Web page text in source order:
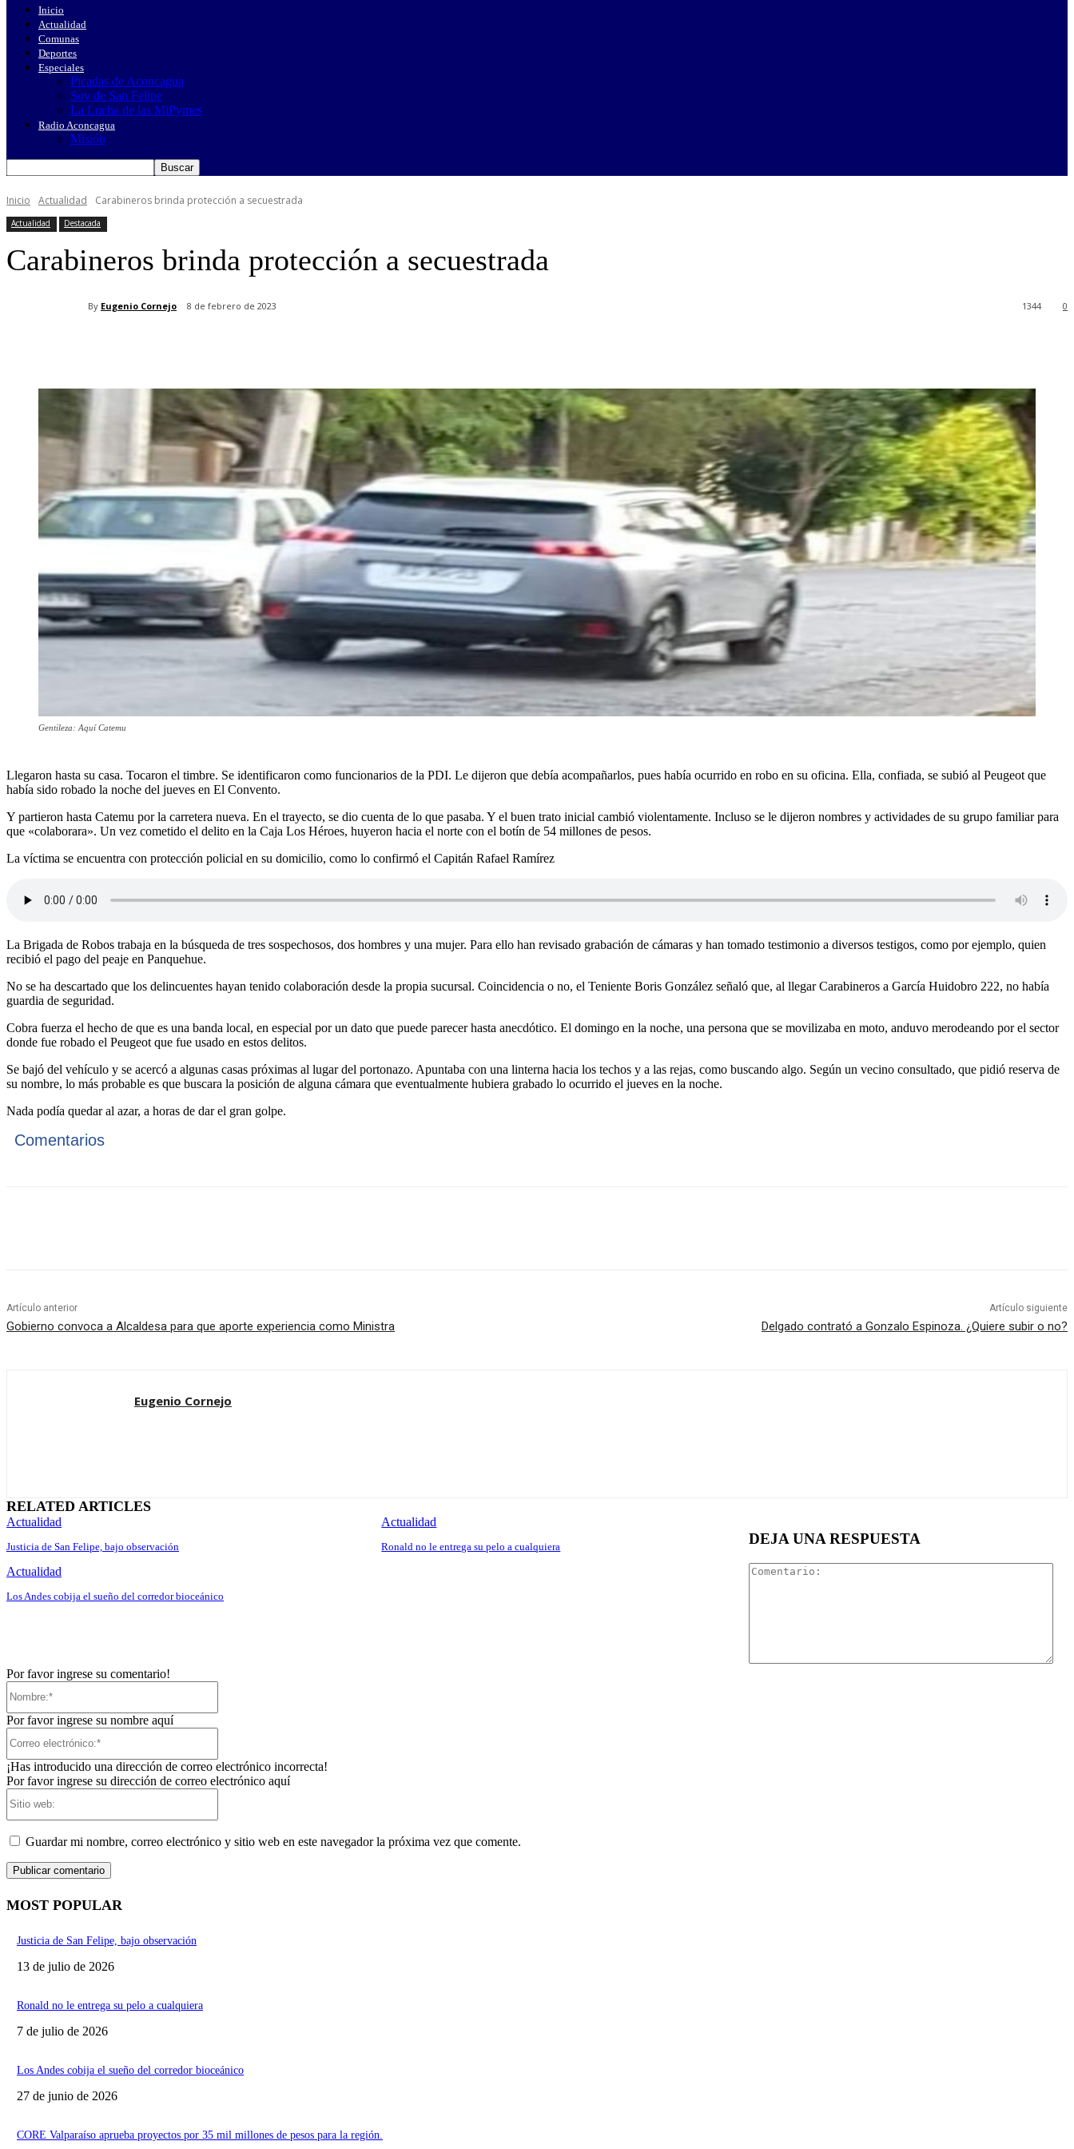
Inicio
Actualidad
Comunas
Deportes
Especiales
Picadas de Aconcagua
Soy de San Felipe
La Lucha de las MiPymes
Radio Aconcagua
Misión
Inicio Actualidad Carabineros brinda protección a secuestrada
Actualidad Destacada
Carabineros brinda protección a secuestrada
By Eugenio Cornejo 8 de febrero de 2023 0
1344
Gentileza: Aquí Catemu
Llegaron hasta su casa. Tocaron el timbre. Se identificaron como funcionarios de la PDI. Le dijeron que debía acompañarlos, pues había ocurrido en robo en su oficina. Ella, confiada, se subió al Peugeot que
había sido robado la noche del jueves en El Convento.
Y partieron hasta Catemu por la carretera nueva. En el trayecto, se dio cuenta de lo que pasaba. Y el buen trato inicial cambió violentamente. Incluso se le dijeron nombres y actividades de su grupo familiar para
que «colaborara». Un vez cometido el delito en la Caja Los Héroes, huyeron hacia el norte con el botín de 54 millones de pesos.
La víctima se encuentra con protección policial en su domicilio, como lo confirmó el Capitán Rafael Ramírez
La Brigada de Robos trabaja en la búsqueda de tres sospechosos, dos hombres y una mujer. Para ello han revisado grabación de cámaras y han tomado testimonio a diversos testigos, como por ejemplo, quien
recibió el pago del peaje en Panquehue.
No se ha descartado que los delincuentes hayan tenido colaboración desde la propia sucursal. Coincidencia o no, el Teniente Boris González señaló que, al llegar Carabineros a García Huidobro 222, no había
guardia de seguridad.
Cobra fuerza el hecho de que es una banda local, en especial por un dato que puede parecer hasta anecdótico. El domingo en la noche, una persona que se movilizaba en moto, anduvo merodeando por el sector
donde fue robado el Peugeot que fue usado en estos delitos.
Se bajó del vehículo y se acercó a algunas casas próximas al lugar del portonazo. Apuntaba con una linterna hacia los techos y a las rejas, como buscando algo. Según un vecino consultado, que pidió reserva de
su nombre, lo más probable es que buscara la posición de alguna cámara que eventualmente hubiera grabado lo ocurrido el jueves en la noche.
Nada podía quedar al azar, a horas de dar el gran golpe.
Comentarios
Artículo anterior
Gobierno convoca a Alcaldesa para que aporte experiencia como Ministra
Artículo siguiente
Delgado contrató a Gonzalo Espinoza. ¿Quiere subir o no?
Eugenio Cornejo
RELATED ARTICLES
Actualidad
Justicia de San Felipe, bajo observación
Actualidad
Ronald no le entrega su pelo a cualquiera
Actualidad
Los Andes cobija el sueño del corredor bioceánico
DEJA UNA RESPUESTA
Por favor ingrese su comentario!
Por favor ingrese su nombre aquí
¡Has introducido una dirección de correo electrónico incorrecta!
Por favor ingrese su dirección de correo electrónico aquí
Guardar mi nombre, correo electrónico y sitio web en este navegador la próxima vez que comente.
MOST POPULAR
Justicia de San Felipe, bajo observación
13 de julio de 2026
Ronald no le entrega su pelo a cualquiera
7 de julio de 2026
Los Andes cobija el sueño del corredor bioceánico
27 de junio de 2026
CORE Valparaíso aprueba proyectos por 35 mil millones de pesos para la región.